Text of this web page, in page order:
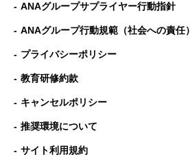
ANAグループサプライヤー行動指針
ANAグループ⾏動規範（社会への責任）
プライバシーポリシー
教育研修約款
キャンセルポリシー
推奨環境について
サイト利用規約